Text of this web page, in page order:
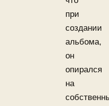
при
создании
альбома,
он
опирался
на